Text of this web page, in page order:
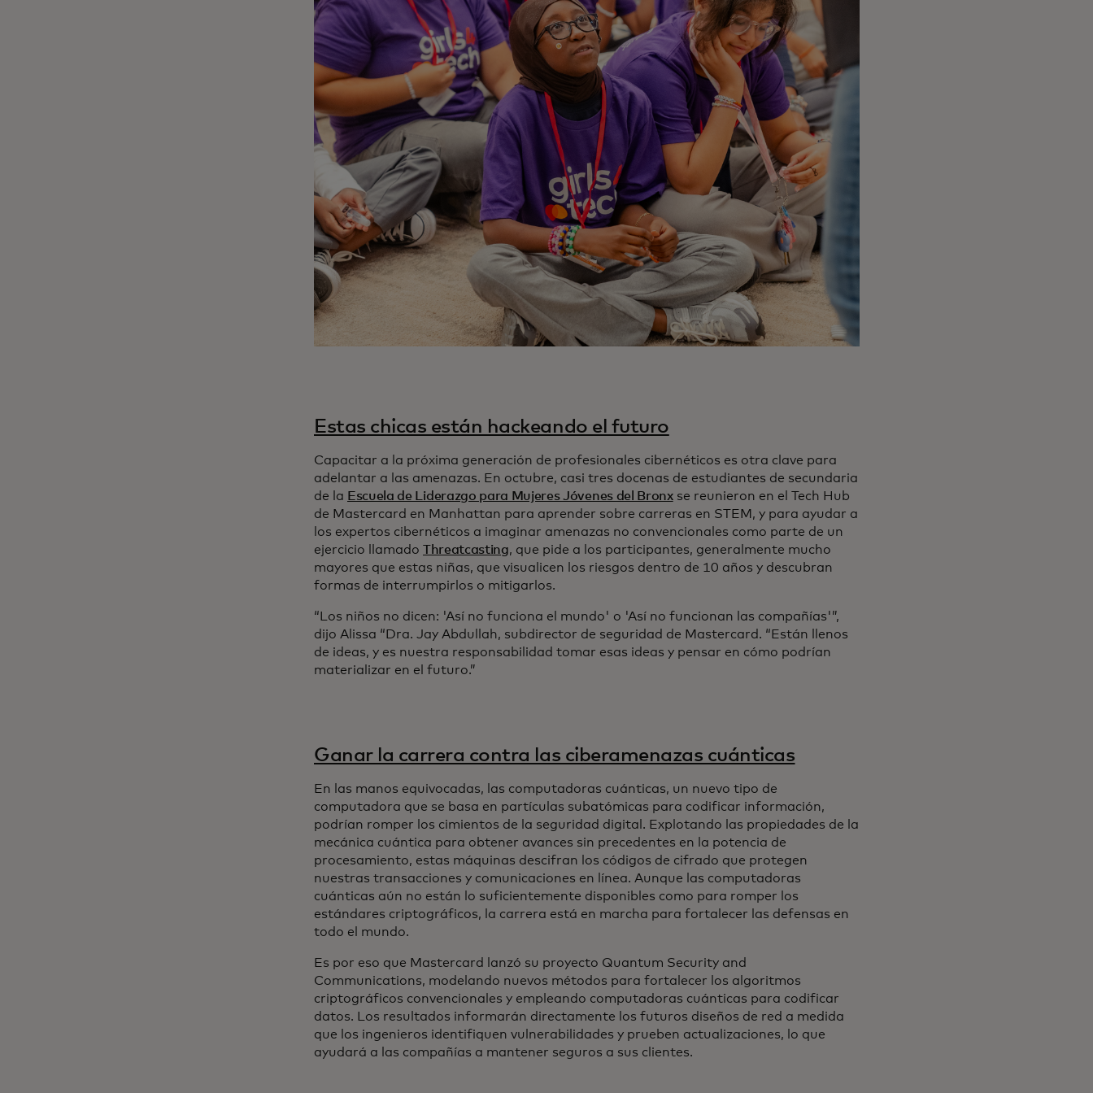
Estas chicas están hackeando el futuro
Capacitar a la próxima generación de profesionales cibernéticos es otra clave para
adelantar a las amenazas. En octubre, casi tres docenas de estudiantes de secundaria
de la Escuela de Liderazgo para Mujeres Jóvenes del Bronxse reunieron en el Tech Hub
de Mastercard en Manhattan para aprender sobre carreras en STEM, y para ayudar a
los expertos cibernéticos a imaginar amenazas no convencionales como parte de un
ejercicio llamado Threatcasting, que pide a los participantes, generalmente mucho
mayores que estas niñas, que visualicen los riesgos dentro de 10 años y descubran
formas de interrumpirlos o mitigarlos.
“Los niños no dicen: 'Así no funciona el mundo' o 'Así no funcionan las compañías'”,
dijo Alissa “Dra. Jay Abdullah, subdirector de seguridad de Mastercard. “Están llenos
de ideas, y es nuestra responsabilidad tomar esas ideas y pensar en cómo podrían
materializar en el futuro.”
Ganar la carrera contra las ciberamenazas cuánticas
En las manos equivocadas, las computadoras cuánticas, un nuevo tipo de
computadora que se basa en partículas subatómicas para codificar información,
podrían romper los cimientos de la seguridad digital. Explotando las propiedades de la
mecánica cuántica para obtener avances sin precedentes en la potencia de
procesamiento, estas máquinas descifran los códigos de cifrado que protegen
nuestras transacciones y comunicaciones en línea. Aunque las computadoras
cuánticas aún no están lo suficientemente disponibles como para romper los
estándares criptográficos, la carrera está en marcha para fortalecer las defensas en
todo el mundo.
Es por eso que Mastercard lanzó su proyecto Quantum Security and
Communications, modelando nuevos métodos para fortalecer los algoritmos
criptográficos convencionales y empleando computadoras cuánticas para codificar
datos. Los resultados informarán directamente los futuros diseños de red a medida
que los ingenieros identifiquen vulnerabilidades y prueben actualizaciones, lo que
ayudará a las compañías a mantener seguros a sus clientes.